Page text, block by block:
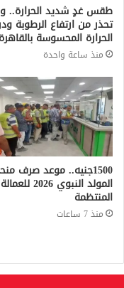
طقس غدٍ شديد الحرارة..
تحذر من ارتفاع الرطوبة
الحرارة المحسوسة بالقاهرة 38
منذ ساعة واحدة
1500جنيه.. موعد صرف
المولد النبوي
المنتظمة
منذ 7 ساعات